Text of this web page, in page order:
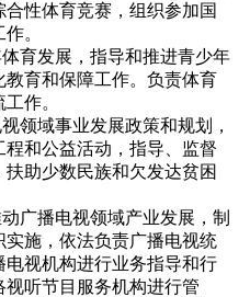
性体育竞赛，组织参加国
。
育发展，指导和推进青少年
育和保障工作。负责体育
作。
领域事业发展政策和规划，
和公益活动，指导、监督
助少数民族和欠发达贫困
广播电视领域产业发展，制
施，依法负责广播电视统
视机构进行业务指导和行
听节目服务机构进行管